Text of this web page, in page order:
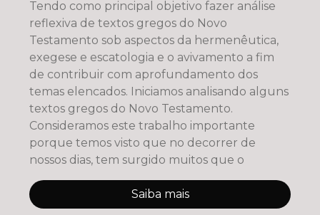
Tendo como principal objetivo fazer análise
reflexiva de textos gregos do Novo
Testamento sob aspectos da hermenêutica,
exegese e escatologia e o avivamento a fim
de contribuir com aprofundamento dos
temas elencados. Iniciamos analisando alguns
textos gregos do Novo Testamento.
Consideramos este trabalho importante
porque temos visto que no decorrer de
nossos dias, tem surgido muitos que o
Saiba mais